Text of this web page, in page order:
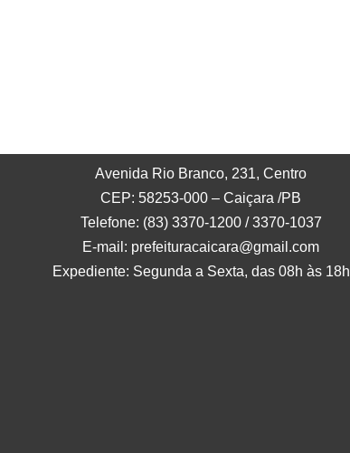
Avenida Rio Branco, 231, Centro
CEP: 58253-000 – Caiçara /PB
Telefone: (83) 3370-1200 / 3370-1037
E-mail: prefeituracaicara@gmail.com
Expediente: Segunda a Sexta, das 08h às 18h